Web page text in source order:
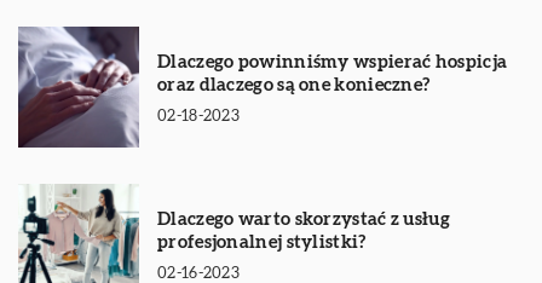
Dlaczego powinniśmy wspierać hospicja
oraz dlaczego są one konieczne?
02-18-2023
Dlaczego warto skorzystać z usług
profesjonalnej stylistki?
02-16-2023